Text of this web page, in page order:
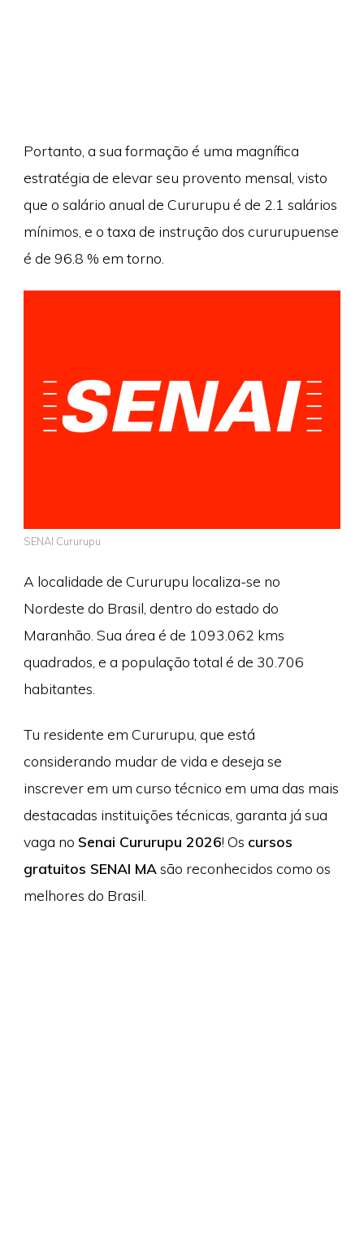
Portanto, a sua formação é uma magnífica
estratégia de elevar seu provento mensal, visto
que o salário anual de Cururupu é de 2.1 salários
mínimos, e o taxa de instrução dos cururupuense
é de 96.8 % em torno.
SENAI Cururupu
A localidade de Cururupu localiza-se no
Nordeste do Brasil, dentro do estado do
Maranhão. Sua área é de 1093.062 kms
quadrados, e a população total é de 30.706
habitantes.
Tu residente em Cururupu, que está
considerando mudar de vida e deseja se
inscrever em um curso técnico em uma das mais
destacadas instituições técnicas, garanta já sua
vaga no Senai Cururupu 2026! Os cursos
gratuitos SENAI MAsão reconhecidos como os
melhores do Brasil.